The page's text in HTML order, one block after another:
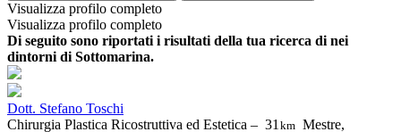
Visualizza profilo completo
Visualizza profilo completo
Di seguito sono riportati i risultati della tua ricerca di nei
dintorni di Sottomarina.
Dott. Stefano Toschi
Chirurgia Plastica Ricostruttiva ed Estetica – 31 km Mestre,